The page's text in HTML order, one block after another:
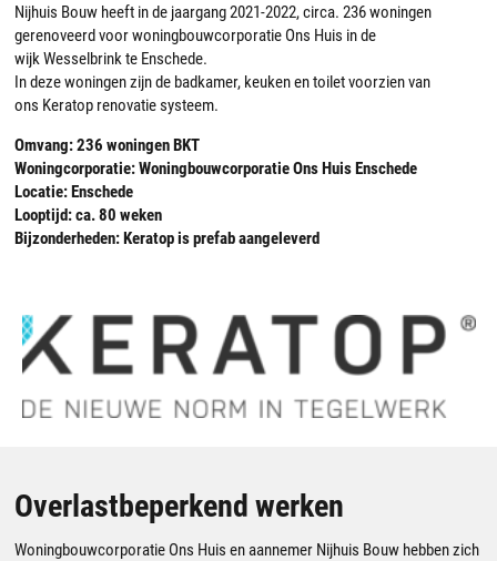
Nijhuis Bouw heeft in de jaargang 2021-2022, circa. 236 woningen
gerenoveerd voor woningbouwcorporatie Ons Huis in de
wijkWesselbrinkte Enschede.
In deze woningen zijn de badkamer, keuken en toilet voorzien van
ons Keratop renovatie systeem.
Omvang: 236 woningenBKT
Woningcorporatie: Woningbouwcorporatie Ons Huis Enschede
Locatie: Enschede
Looptijd: ca. 80 weken
Bijzonderheden:Keratopis prefab aangeleverd
Overlastbeperkend werken
Woningbouwcorporatie Ons Huis en aannemer Nijhuis Bouw hebben zich